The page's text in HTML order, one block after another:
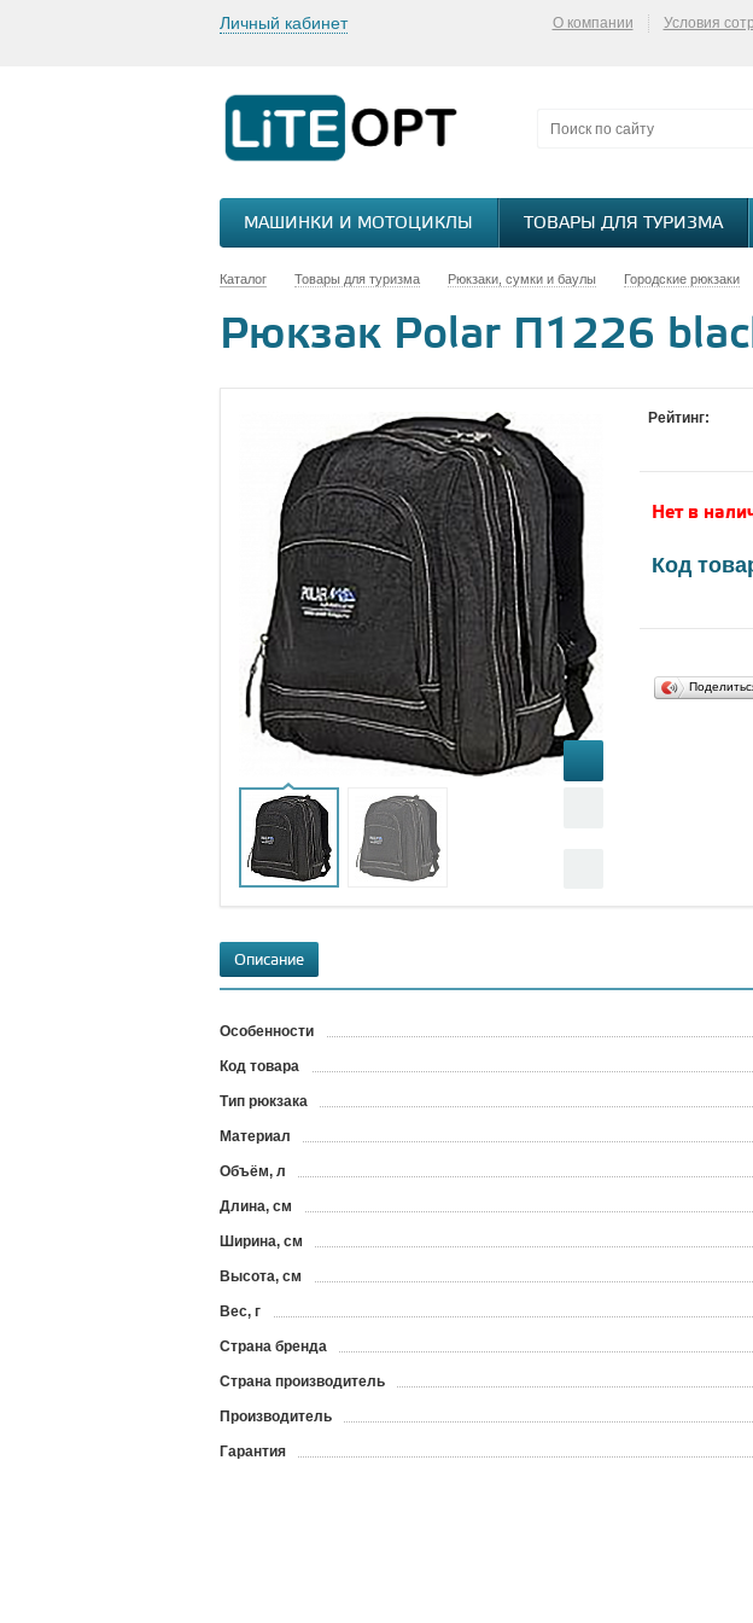
Личный кабинет О компании Условия
МАШИНКИ И МОТОЦИКЛЫ ТОВАРЫ ДЛЯ ТУРИЗМА
Каталог Товары для туризма Рюкзаки, сумки и баулы Городские рюкзаки
Рюкзак Polar П1226
Рейтинг:
Нет в
Код
Описание
Особенности
Код товара
Тип рюкзака
Материал
Объём, л
Длина, см
Ширина, см
Высота, см
Вес, г
Страна бренда
Страна производитель
Производитель
Гарантия